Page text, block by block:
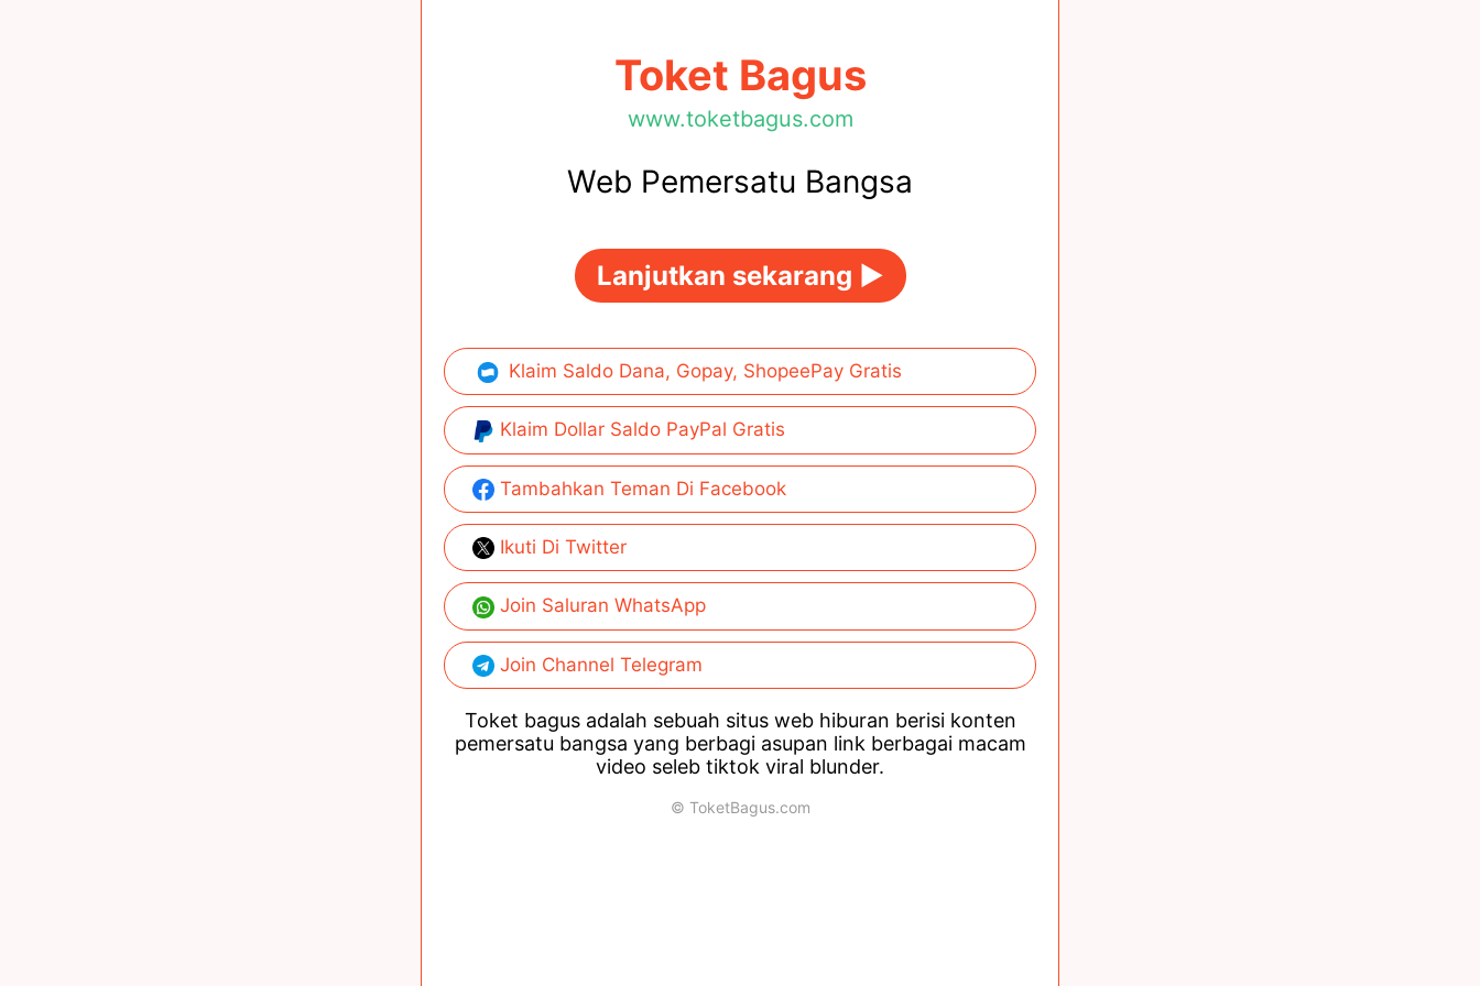
Toket Bagus
www.toketbagus.com
Web Pemersatu Bangsa
Lanjutkan sekarang ►
Klaim Saldo Dana, Gopay, ShopeePay Gratis
Klaim Dollar Saldo PayPal Gratis
Tambahkan Teman Di Facebook
Ikuti Di Twitter
Join Saluran WhatsApp
Join Channel Telegram
Toket bagus adalah sebuah situs web hiburan berisi konten
pemersatu bangsa yang berbagi asupan link berbagai macam
video seleb tiktok viral blunder.
© ToketBagus.com